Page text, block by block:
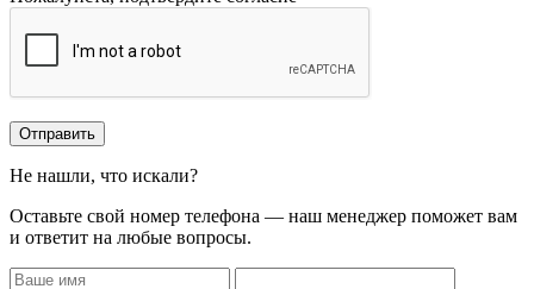
Отправить
Не нашли, что искали?
Оставьте свой номер телефона — наш менеджер поможет вам
и ответит на любые вопросы.